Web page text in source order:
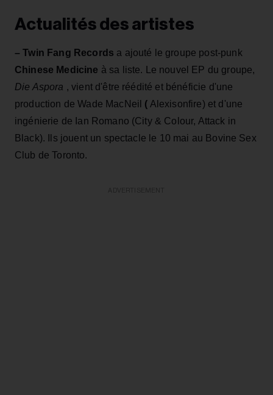
Actualités des artistes
– Twin Fang Records a ajouté le groupe post-punk
Chinese Medicine à sa liste. Le nouvel EP du groupe,
Die Aspora , vient d'être réédité et bénéficie d'une
production de Wade MacNeil ( Alexisonfire) et d'une
ingénierie de Ian Romano (City & Colour, Attack in
Black). Ils jouent un spectacle le 10 mai au Bovine Sex
Club de Toronto.